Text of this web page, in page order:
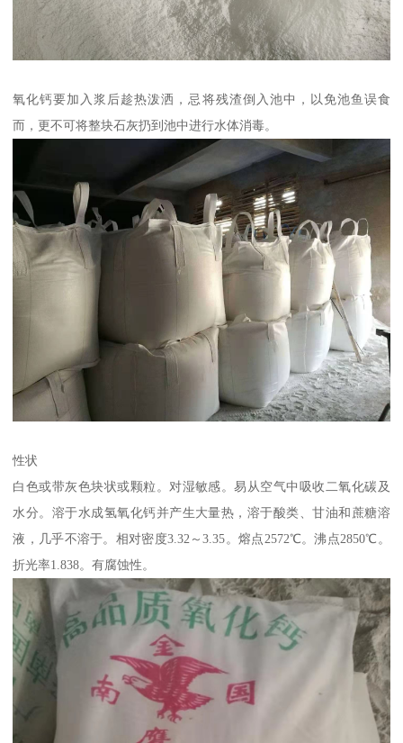
氧化钙要加入浆后趁热泼洒，忌将残渣倒入池中，以免池鱼误食
而，更不可将整块石灰扔到池中进行水体消毒。
性状
白色或带灰色块状或颗粒。对湿敏感。易从空气中吸收二氧化碳及
水分。溶于水成氢氧化钙并产生大量热，溶于酸类、甘油和蔗糖溶
液，几乎不溶于。相对密度3.32～3.35。熔点2572℃。沸点2850℃。
折光率1.838。有腐蚀性。